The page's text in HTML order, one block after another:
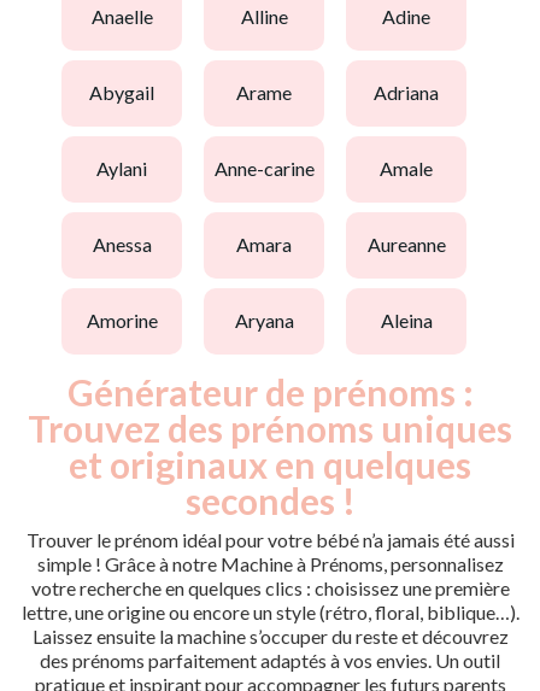
anaelle alline adine
abygail arame adriana
aylani anne-carine amale
anessa amara aureanne
amorine aryana aleina
Générateur de prénoms :
Trouvez des prénoms uniques
et originaux en quelques
secondes !
Trouver le prénom idéal pour votre bébé n’a jamais été aussi
simple ! Grâce à notre Machine à Prénoms, personnalisez
votre recherche en quelques clics : choisissez une première
lettre, une origine ou encore un style (rétro, floral, biblique…).
Laissez ensuite la machine s’occuper du reste et découvrez
des prénoms parfaitement adaptés à vos envies. Un outil
pratique et inspirant pour accompagner les futurs parents